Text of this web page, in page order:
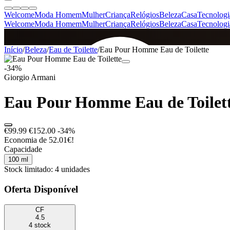
WelcomeModa HomemMulherCriançaRelógiosBelezaCasa
WelcomeModa HomemMulherCriançaRelógiosBelezaCasa
SINCE 2005
Início/Beleza/Eau de Toilette/Eau Pour Homme Eau de Toilette
-34%
Giorgio Armani
Eau Pour Homme Eau de
€99.99 €152.00 -34%
Economia de 52.01€!
Capacidade
100 ml
Stock limitado: 4 unidades
Oferta Disponível
CF
4.5
4 stock